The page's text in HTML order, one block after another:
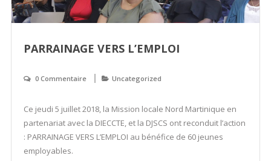
PARRAINAGE VERS L’EMPLOI
0 Commentaire Uncategorized
Ce jeudi 5 juillet 2018, la Mission locale Nord Martinique en
partenariat avec la DIECCTE, et la DJSCS ont reconduit l’action
: PARRAINAGE VERS L’EMPLOI au bénéfice de 60 jeunes
employables.